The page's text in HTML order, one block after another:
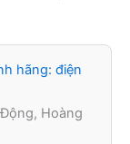
hãng: điện
Hoàng